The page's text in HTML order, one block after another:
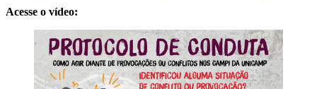
Acesse o vídeo: